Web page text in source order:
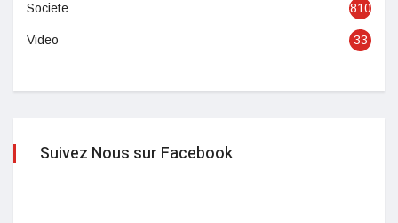
Societe 810
Video 33
Suivez Nous sur Facebook